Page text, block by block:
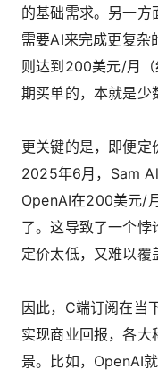
的基础需求。另一
需要AI来完成更复杂
则达到200美元/月
期买单的，本就是少
更关键的是，即便定
2025年6月，Sam
OpenAI在200美元/
了。这导致了一个
定价太低，又难以覆
因此，C端订阅在当
实现商业回报，各大
景。比如，OpenAI